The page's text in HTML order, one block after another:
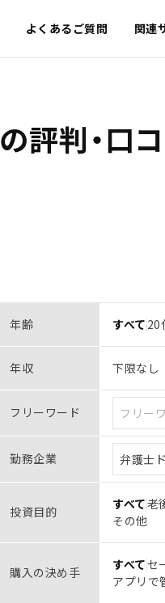
よくあるご質問 関連
の評判・口
年齢 すべて 20
年収
フリーワード
勤務企業
投資目的 すべて老
その他
購入の決め手 すべてセ
アプリで